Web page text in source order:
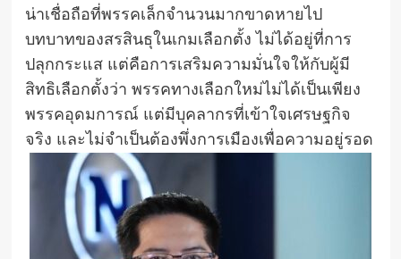
น่าเชื่อถือที่พรรคเล็กจำนวนมากขาดหายไป
บทบาทของสรสินธุในเกมเลือกตั้ง ไม่ได้อยู่ที่การ
ปลุกกระแส แต่คือการเสริมความมั่นใจให้กับผู้มี
สิทธิเลือกตั้งว่า พรรคทางเลือกใหม่ไม่ได้เป็นเพียง
พรรคอุดมการณ์ แต่มีบุคลากรที่เข้าใจเศรษฐกิจ
จริง และไม่จำเป็นต้องพึ่งการเมืองเพื่อความอยู่รอด